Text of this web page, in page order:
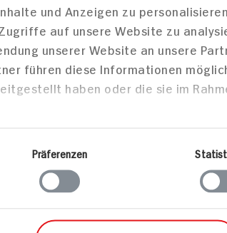
und Anzeigen zu
auf unsere Website zu
unserer Website an unsere
führen diese Informationen
haben oder die sie im
Präferenzen
pro 100g
1.075kJ /257kcal
26g